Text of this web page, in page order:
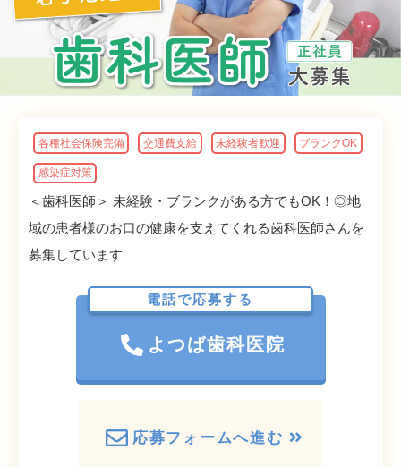
各種社会保険完備 交通費支給 未経験者歓迎 ブランクOK
感染症対策
＜歯科医師＞ 未経験・ブランクがある方でもOK！◎地
域の患者様のお口の健康を支えてくれる歯科医師さんを
募集しています
電話で応募する
よつば歯科医院
応募フォームへ進む